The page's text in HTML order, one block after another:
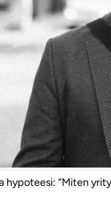
hypoteesi: “Miten